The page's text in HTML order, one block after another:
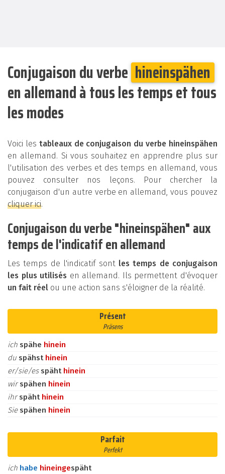
Conjugaison du verbe hineinspähen
en allemand à tous les temps et tous
les modes
Voici les tableaux de conjugaison du verbe hineinspähen
en allemand. Si vous souhaitez en apprendre plus sur
l'utilisation des verbes et des temps en allemand, vous
pouvez consulter nos leçons. Pour chercher la
conjugaison d'un autre verbe en allemand, vous pouvez
cliquer ici.
Conjugaison du verbe "hineinspähen" aux
temps de l'indicatif en allemand
Les temps de l'indicatif sont les temps de conjugaison
les plus utilisés en allemand. Ils permettent d'évoquer
un fait réel ou une action sans s'éloigner de la réalité.
Présent
Präsens
ich spähe hinein
du spähst hinein
er/sie/es späht hinein
wirspähen hinein
ihrspäht hinein
Sie spähen hinein
Parfait
Perfekt
ich habe hineingespäht